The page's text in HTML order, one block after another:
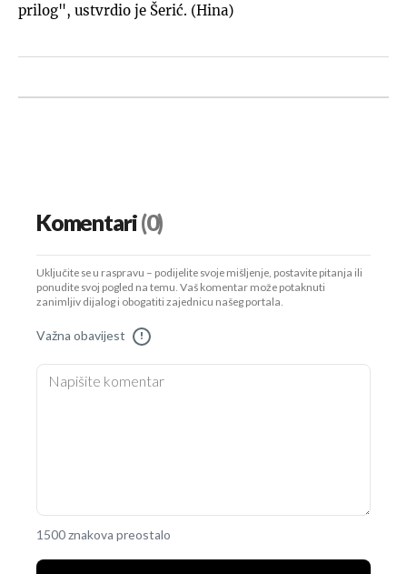
prilog", ustvrdio je Šerić. (Hina)
Komentari(0)
Uključite se u raspravu – podijelite svoje mišljenje, postavite pitanja ili
ponudite svoj pogled na temu. Vaš komentar može potaknuti
zanimljiv dijalog i obogatiti zajednicu našeg portala.
Važna obavijest !
1500 znakova preostalo